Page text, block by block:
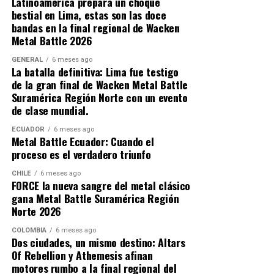
eliminatorias nacionales como para el viaje
internacional en caso de ganar .
La decisión de otorgar dos cupos a Suramérica no es un
regalo. Es el reconocimiento a un trabajo sostenido. En
los últimos años, la región ha demostrado que tiene el
talento, la disciplina y la pasión para competir al más
alto nivel.
Quienes han ido a Wacken saben que la logística puede
ser tan intensa como el propio festival, el aeropuerto
más cercano (Hamburgo) queda a una hora y media. Los
trenes se llenan. Los taxis escasean y montar una carpa
después de un vuelo transatlántico no es exactamente
fácil, eso es para guerreros. Viajar con Metalhead Tours
resuelve todo eso, y agrega capas de valor que van
mucho más allá del simple traslado.
bestial en Lima, estas son las doce
bandas en la final regional de Wacken
Metal Battle 2026
GENERAL 6 meses ago
La batalla definitiva: Lima fue testigo
de la gran final de Wacken Metal Battle
Suramérica Región Norte con un evento
de clase mundial.
ECUADOR 6 meses ago
Metal Battle Ecuador: Cuando el
proceso es el verdadero triunfo
CHILE 6 meses ago
FORCE la nueva sangre del metal clásico
gana Metal Battle Suramérica Región
Norte 2026
COLOMBIA 6 meses ago
Dos ciudades, un mismo destino: Altars
Of Rebellion y Athemesis afinan
motores rumbo a la final regional del